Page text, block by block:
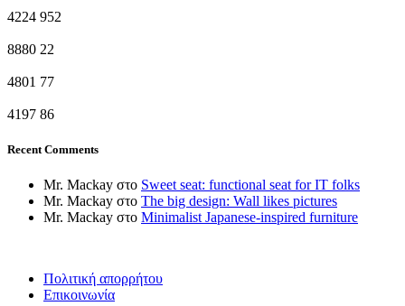
4224 952
8880 22
4801 77
4197 86
Recent Comments
Mr. Mackay στο Sweet seat: functional seat for IT folks
Mr. Mackay στο The big design: Wall likes pictures
Mr. Mackay στο Minimalist Japanese-inspired furniture
Πολιτική απορρήτου
Επικοινωνία